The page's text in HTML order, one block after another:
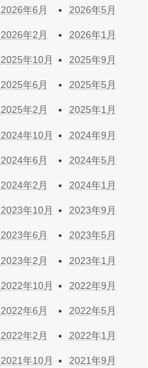
2026年6月 2026年5月
2026年2月 2026年1月
2025年10月 2025年9月
2025年6月 2025年5月
2025年2月 2025年1月
2024年10月 2024年9月
2024年6月 2024年5月
2024年2月 2024年1月
2023年10月 2023年9月
2023年6月 2023年5月
2023年2月 2023年1月
2022年10月 2022年9月
2022年6月 2022年5月
2022年2月 2022年1月
2021年10月 2021年9月